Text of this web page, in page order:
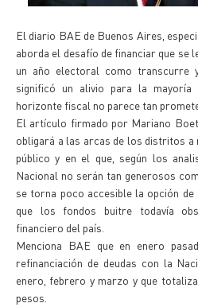
El diario BAE de Buenos Aires,
aborda el desafío de financiar que se
un año electoral como transcurre
significó un alivio para la
horizonte fiscal no parece tan
El artículo firmado por Mariano
obligará a las arcas de los distritos a
público y en el que, según los
Nacional no serán tan generosos
se torna poco accesible la opción
que los fondos buitre todavía
financiero del país.
Menciona BAE que en enero
refinanciación de deudas con la
enero, febrero y marzo y que
pesos.